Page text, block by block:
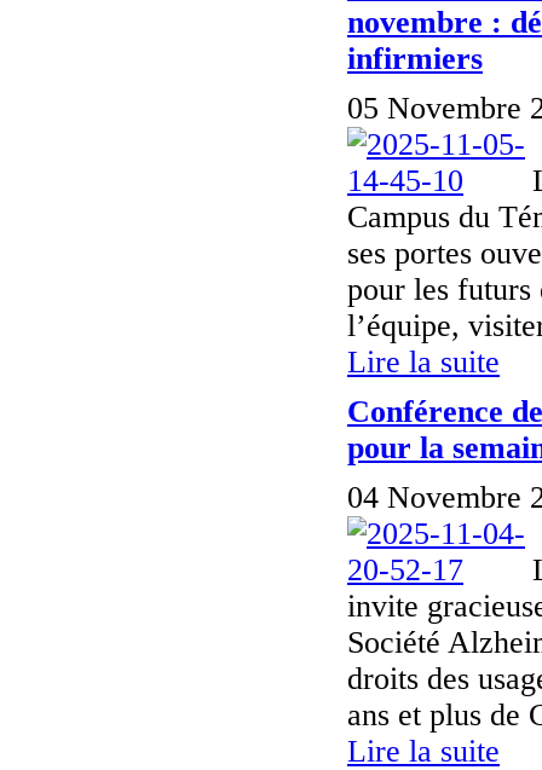
novembre :
infirmiers
05 Novembre
Campus du
ses portes
pour les futurs
l’équipe,
Lire la suite
Conférence
pour la
04 Novembre
invite
Société
droits des
ans et plus de
Lire la suite